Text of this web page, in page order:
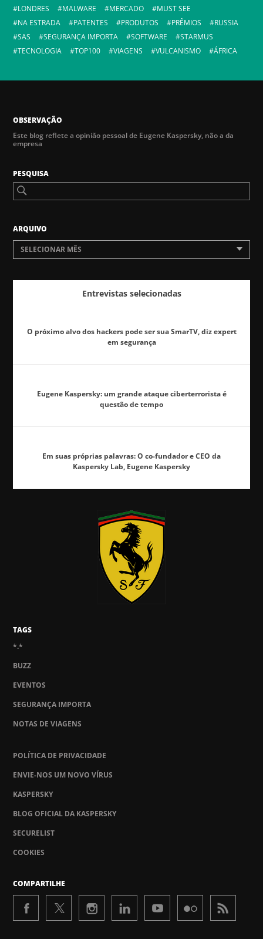
LONDRES
MALWARE MERCADO
MUST SEE
NA ESTRADA
PATENTES PRODUTOS PRÊMIOS
RUSSIA
SAS
SEGURANÇA IMPORTA SOFTWARE
STARMUS
TECNOLOGIA
TOP100 VIAGENS VULCANISMO ÁFRICA
OBSERVAÇÃO
Este blog reflete a opinião pessoal de Eugene Kaspersky, não a da
empresa
PESQUISA
ARQUIVO
SELECIONAR MÊS
Entrevistas selecionadas
O próximo alvo dos hackers pode ser sua SmarTV, diz expert
em segurança
Eugene Kaspersky: um grande ataque ciberterrorista é
questão de tempo
Em suas próprias palavras: O co-fundador e CEO da
Kaspersky Lab, Eugene Kaspersky
TAGS
*.*
BUZZ
EVENTOS
SEGURANÇA IMPORTA
NOTAS DE VIAGENS
POLÍTICA DE PRIVACIDADE
ENVIE-NOS UM NOVO VÍRUS
KASPERSKY
BLOG OFICIAL DA KASPERSKY
SECURELIST
COOKIES
COMPARTILHE